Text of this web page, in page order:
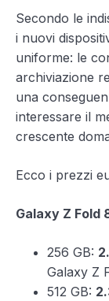
Secondo le
i nuovi
uniforme: le
archiviazione
una
interessare il
crescente
Ecco i prezzi
Galaxy Z Fold
256 GB:
Galaxy Z
512 GB: